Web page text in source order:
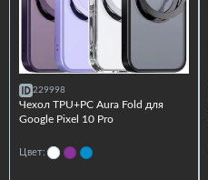
229998
Чехол TPU+PC Aura Fold для
Google Pixel 10 Pro
Цвет: